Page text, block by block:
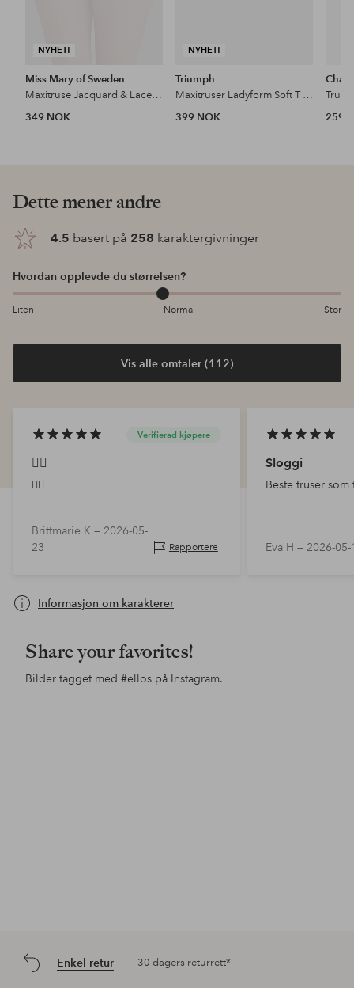
NYHET!
Miss Mary of Sweden
Maxitruse Jacquard & Lace Pantie Girdle
349 NOK
NYHET!
Triumph
Maxitruser Ladyform Soft T Maxi
399 NOK
259
Dette mener andre
4.5 basert på 258 karaktergivninger
Hvordan opplevde du størrelsen?
Liten Normal Stor
Vis alle omtaler (112)
Verifierad kjøpere
👌🏼
👌🏼
Brittmarie K — 2026-05-
23
Rapportere
Sloggi
Beste truser som
Eva H — 2026-05-
Informasjon om karakterer
Share your favorites!
Bilder tagget med #ellos på Instagram.
Enkel retur 30 dagers returrett*